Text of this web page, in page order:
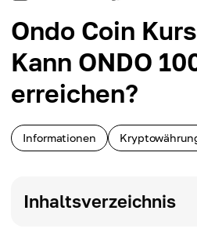
Ondo Coin
Kann ONDO
erreichen?
Informationen
Inhaltsverzeichnis